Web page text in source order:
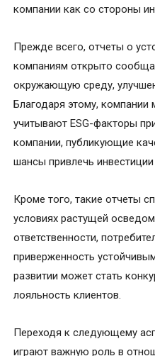
компании как со стороны
Прежде всего, отчеты о
компаниям открыто
окружающую среду,
Благодаря этому,
учитывают ESG-факторы
компании, публикующие
шансы привлечь
Кроме того, такие отчеты
условиях растущей
ответственности,
приверженность
развитии может стать
лояльность клиентов.
Переходя к следующему
играют важную роль в